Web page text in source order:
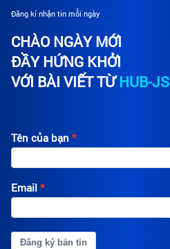
Đăng kí nhận tin mỗi ngày
CHÀO NGÀY MỚI
ĐẦY HỨNG KHỞI
VỚI BÀI VIẾT TỪHUB-JS
Tên của bạn
Email
Đăng ký bản tin